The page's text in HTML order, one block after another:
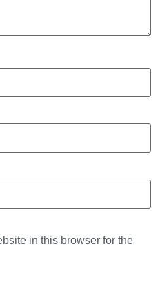
in this browser for the